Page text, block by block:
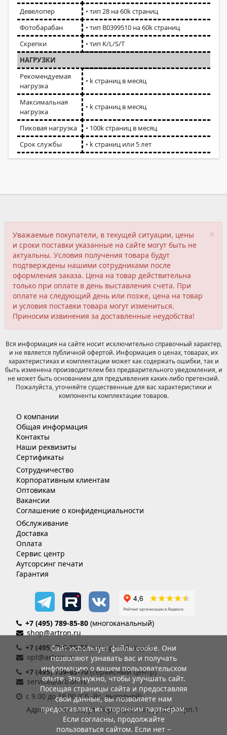
Девелопер
• тип 28 на 60k страниц
Фотобарабан
• тип B0399510 на 60k страниц
Скрепки
• тип K/L/S/T
НАГРУЗКИ
Рекомендуемая
нагрузка
• k страниц в месяц
Максимальная
нагрузка
• k страниц в месяц
Пиковая нагрузка
• 100k страниц в месяц
Срок службы
• k страниц или 5 лет
×
Уважаемые покупатели, в текущей ситуации, цены
и сроки поставки указанные на сайте могут быть не
актуальны. Условия получения товара будут
подтверждены нашими сотрудниками после
оформления заказа. Цена на товар действительна
только при оплате в день выставления счета. При
оплате на следующий день или позже, цена на товар
и условия поставки товара могут измениться.
Приносим извинения за доставленные неудобства!
Вся информация на сайте носит исключительно справочный характер,
и не является публичной офертой. Информация о ценах, товарах, их
характеристиках и комплектации может как содержать ошибки, так и
быть изменена производителем без предварительного уведомления, и
не может быть основанием для предъявления каких-либо претензий.
Пожалуйста, уточняйте существенные для вас характеристики и
компоненты комплектации товаров.
О компании
Общая информация
Контакты
Наши реквизиты
Сертификаты
Сотрудничество
Корпоративным клиентам
Оптовикам
Вакансии
Соглашение о конфиденциальности
Обслуживание
Доставка
Оплата
Сервис центр
Аутсорсинг печати
Гарантия
+7 (495) 789-85-80 (многоканальный)
shop@artron.ru
+7 (495) 789-85-86(дилерский отдел)
opt@artron.ru
+7 (495) 789-85-70 (сервисный центр)
service@artron.ru
с 9.00 до 18.00 (Сб.-Вс. выходной)
Адрес: г. Москва, ул. Воронцовская, д. 35Б корп.1
Сайт использует файлы cookie. Они
позволяют узнавать вас и получать
информацию о вашем пользовательском
опыте. Это нужно, чтобы улучшать сайт.
Посещая страницы сайта и предоставляя
свои данные, вы позволяете нам
предоставлять их сторонним партнерам.
Если согласны, продолжайте
пользоваться сайтом. Если нет –